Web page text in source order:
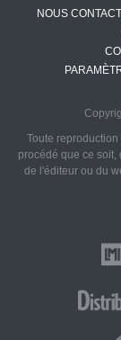
NOUS
Toute
procédé que ce soit,
de l'éditeur ou du